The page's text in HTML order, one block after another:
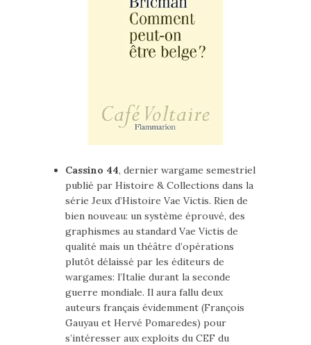
Cassino 44, dernier wargame semestriel
publié par Histoire & Collections dans la
série Jeux d’Histoire Vae Victis. Rien de
bien nouveau: un système éprouvé, des
graphismes au standard Vae Victis de
qualité mais un théâtre d’opérations
plutôt délaissé par les éditeurs de
wargames: l’Italie durant la seconde
guerre mondiale. Il aura fallu deux
auteurs français évidemment (François
Gauyau et Hervé Pomaredes) pour
s’intéresser aux exploits du CEF du